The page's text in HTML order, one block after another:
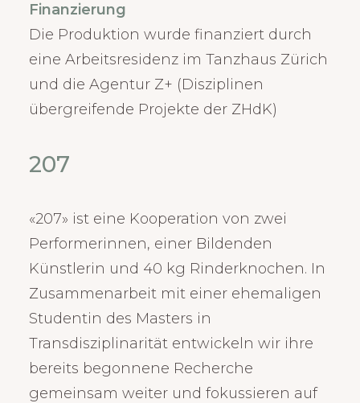
Finanzierung
Die Produktion wurde finanziert durch
eine Arbeitsresidenz im Tanzhaus Zürich
und die Agentur Z+ (Disziplinen
übergreifende Projekte der ZHdK)
207
«207» ist eine Kooperation von zwei
Performerinnen, einer Bildenden
Künstlerin und 40 kg Rinderknochen. In
Zusammenarbeit mit einer ehemaligen
Studentin des Masters in
Transdisziplinarität entwickeln wir ihre
bereits begonnene Recherche
gemeinsam weiter und fokussieren auf